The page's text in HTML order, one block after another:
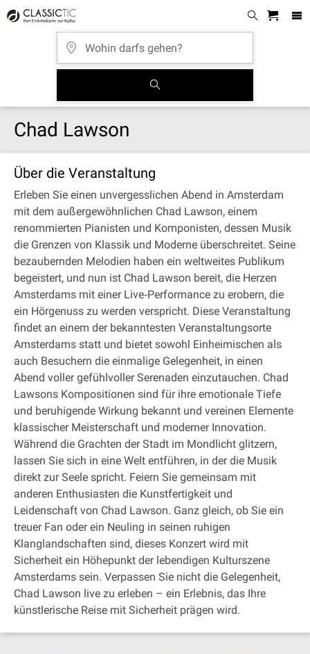
Chad Lawson
Über die Veranstaltung
Erleben Sie einen unvergesslichen Abend in Amsterdam
mit dem außergewöhnlichen Chad Lawson, einem
renommierten Pianisten und Komponisten, dessen Musik
die Grenzen von Klassik und Moderne überschreitet. Seine
bezaubernden Melodien haben ein weltweites Publikum
begeistert, und nun ist Chad Lawson bereit, die Herzen
Amsterdams mit einer Live‐Performance zu erobern, die
ein Hörgenuss zu werden verspricht. Diese Veranstaltung
findet an einem der bekanntesten Veranstaltungsorte
Amsterdams statt und bietet sowohl Einheimischen als
auch Besuchern die einmalige Gelegenheit, in einen
Abend voller gefühlvoller Serenaden einzutauchen. Chad
Lawsons Kompositionen sind für ihre emotionale Tiefe
und beruhigende Wirkung bekannt und vereinen Elemente
klassischer Meisterschaft und moderner Innovation.
Während die Grachten der Stadt im Mondlicht glitzern,
lassen Sie sich in eine Welt entführen, in der die Musik
direkt zur Seele spricht. Feiern Sie gemeinsam mit
anderen Enthusiasten die Kunstfertigkeit und
Leidenschaft von Chad Lawson. Ganz gleich, ob Sie ein
treuer Fan oder ein Neuling in seinen ruhigen
Klanglandschaften sind, dieses Konzert wird mit
Sicherheit ein Höhepunkt der lebendigen Kulturszene
Amsterdams sein. Verpassen Sie nicht die Gelegenheit,
Chad Lawson live zu erleben – ein Erlebnis, das Ihre
künstlerische Reise mit Sicherheit prägen wird.